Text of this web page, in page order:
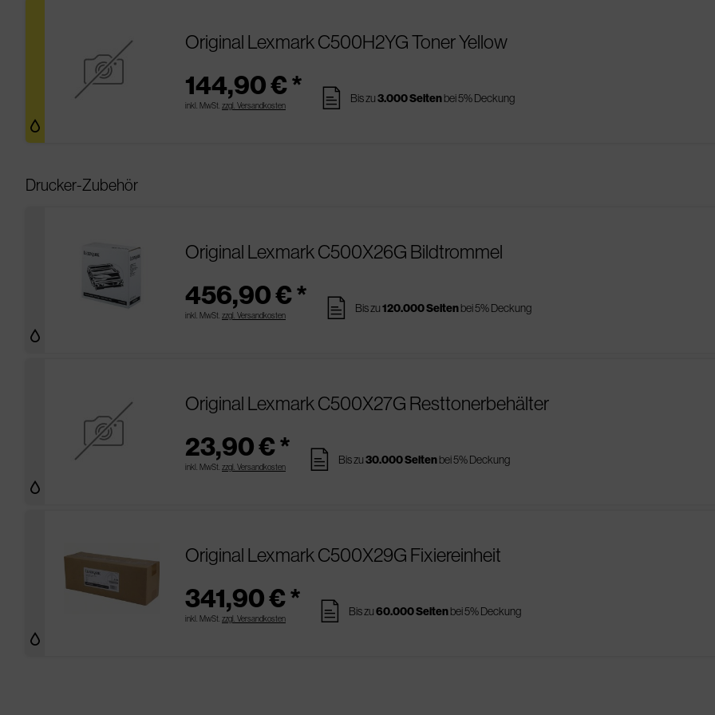
Original Lexmark C500H2YG Toner Yellow
144,90 € *
inkl. MwSt. zzgl. Versandkosten pages Bis zu3.000 Seitenbei 5% Deckung
Drucker-Zubehör
Original Lexmark C500X26G Bildtrommel
456,90 € *
inkl. MwSt. zzgl. Versandkosten pages Bis zu120.000 Seitenbei 5% Deckung
Original Lexmark C500X27G Resttonerbehälter
23,90 € *
inkl. MwSt. zzgl. Versandkosten pages Bis zu30.000 Seitenbei 5% Deckung
Original Lexmark C500X29G Fixiereinheit
341,90 € *
inkl. MwSt. zzgl. Versandkosten pages Bis zu60.000 Seitenbei 5% Deckung